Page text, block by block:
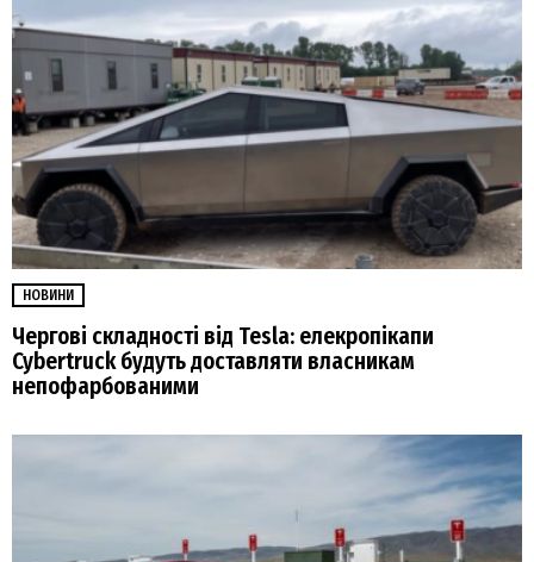
НОВИНИ
Чергові складності від Tesla: елекропікапи
Cybertruck будуть доставляти власникам
непофарбованими